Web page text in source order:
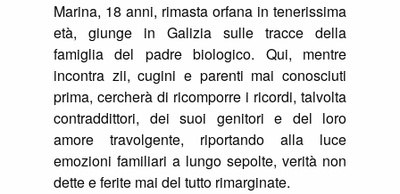
Marina, 18 anni, rimasta orfana in tenerissima
età, giunge in Galizia sulle tracce della
famiglia del padre biologico. Qui, mentre
incontra zii, cugini e parenti mai conosciuti
prima, cercherà di ricomporre i ricordi, talvolta
contraddittori, dei suoi genitori e del loro
amore travolgente, riportando alla luce
emozioni familiari a lungo sepolte, verità non
dette e ferite mai del tutto rimarginate.